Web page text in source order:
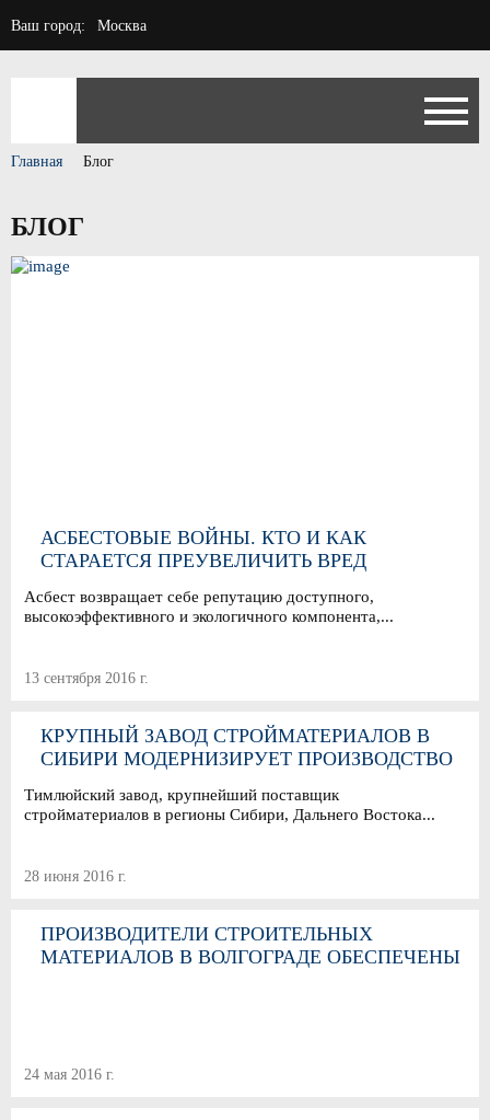
Ваш город: Москва
Главная Блог
БЛОГ
АСБЕСТОВЫЕ ВОЙНЫ. КТО И КАК
СТАРАЕТСЯ ПРЕУВЕЛИЧИТЬ ВРЕД
Асбест возвращает себе репутацию доступного,
высокоэффективного и экологичного компонента,...
13 сентября 2016 г.
КРУПНЫЙ ЗАВОД СТРОЙМАТЕРИАЛОВ В
СИБИРИ МОДЕРНИЗИРУЕТ ПРОИЗВОДСТВО
Тимлюйский завод, крупнейший поставщик
стройматериалов в регионы Сибири, Дальнего Востока...
28 июня 2016 г.
ПРОИЗВОДИТЕЛИ СТРОИТЕЛЬНЫХ
МАТЕРИАЛОВ В ВОЛГОГРАДЕ ОБЕСПЕЧЕНЫ
24 мая 2016 г.